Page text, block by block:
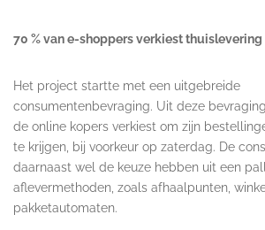
70 % van e-shoppers verkiest thuislevering
Het project startte met een uitgebreide
consumentenbevraging. Uit deze
de online kopers verkiest om zijn
te krijgen, bij voorkeur op zaterdag. De
daarnaast wel de keuze hebben uit een
aflevermethoden, zoals afhaalpunten,
pakketautomaten.